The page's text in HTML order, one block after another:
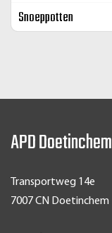
Snoeppotten
APD Doetinchem
Transportweg 14e
7007 CN Doetinchem